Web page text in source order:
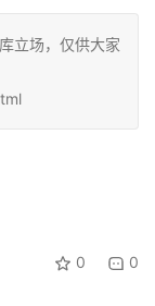
立场，仅供大家
0 0